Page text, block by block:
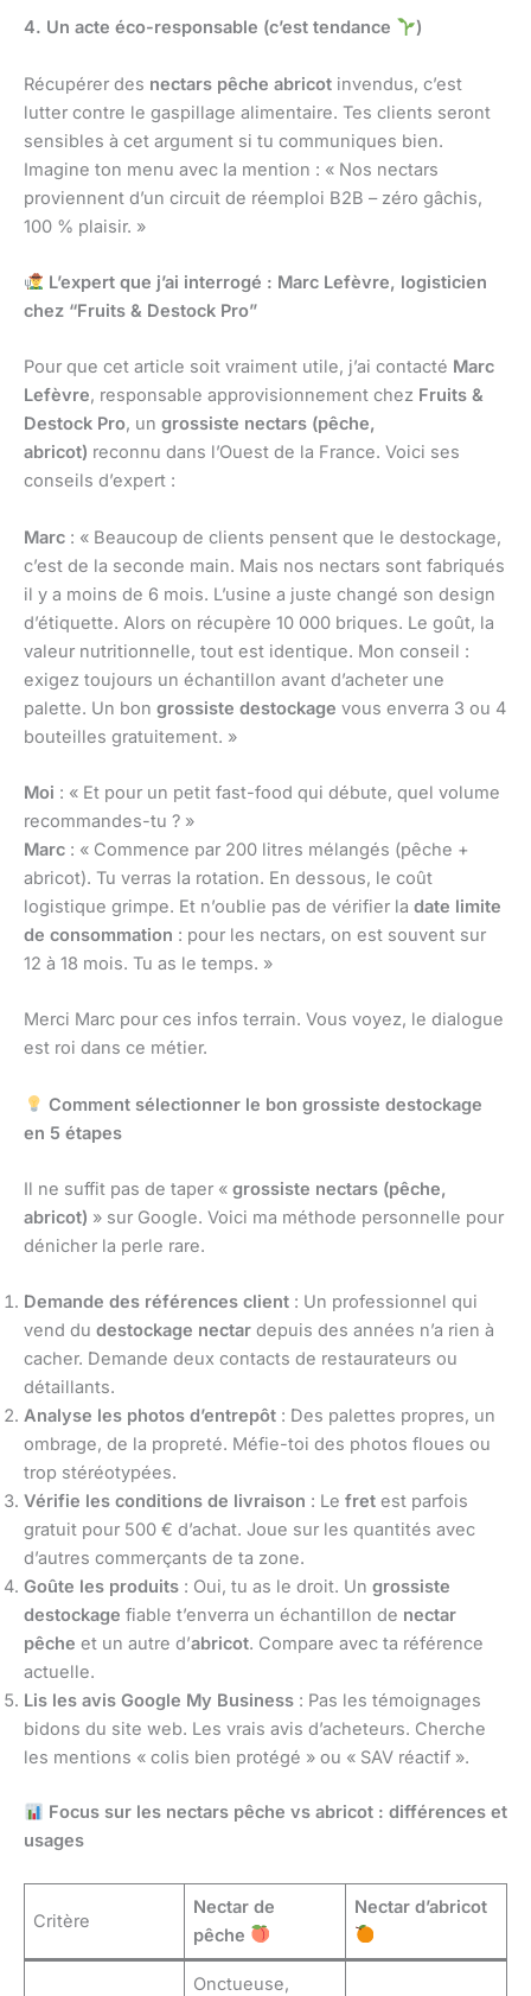
4. Un acte éco-responsable (c’est tendance )
Récupérer des nectars pêche abricot invendus, c’est
lutter contre le gaspillage alimentaire. Tes clients seront
sensibles à cet argument si tu communiques bien.
Imagine ton menu avec la mention : « Nos nectars
proviennent d’un circuit de réemploi B2B – zéro gâchis,
100 % plaisir. »
L’expert que j’ai interrogé : Marc Lefèvre, logisticien
chez “Fruits & Destock Pro”
Pour que cet article soit vraiment utile, j’ai contacté Marc
Lefèvre, responsable approvisionnement chez Fruits &
Destock Pro, un grossiste nectars (pêche,
abricot) reconnu dans l’Ouest de la France. Voici ses
conseils d’expert :
Marc : « Beaucoup de clients pensent que le destockage,
c’est de la seconde main. Mais nos nectars sont fabriqués
il y a moins de 6 mois. L’usine a juste changé son design
d’étiquette. Alors on récupère 10 000 briques. Le goût, la
valeur nutritionnelle, tout est identique. Mon conseil :
exigez toujours un échantillon avant d’acheter une
palette. Un bon grossiste destockage vous enverra 3 ou 4
bouteilles gratuitement. »
Moi : « Et pour un petit fast-food qui débute, quel volume
recommandes-tu ? »
Marc : « Commence par 200 litres mélangés (pêche +
abricot). Tu verras la rotation. En dessous, le coût
logistique grimpe. Et n’oublie pas de vérifier la date limite
de consommation : pour les nectars, on est souvent sur
12 à 18 mois. Tu as le temps. »
Merci Marc pour ces infos terrain. Vous voyez, le dialogue
est roi dans ce métier.
Comment sélectionner le bon grossiste destockage
en 5 étapes
Il ne suffit pas de taper « grossiste nectars (pêche,
abricot) » sur Google. Voici ma méthode personnelle pour
dénicher la perle rare.
Demande des références client : Un professionnel qui
vend du destockage nectar depuis des années n’a rien à
cacher. Demande deux contacts de restaurateurs ou
détaillants.
Analyse les photos d’entrepôt : Des palettes propres, un
ombrage, de la propreté. Méfie-toi des photos floues ou
trop stéréotypées.
Vérifie les conditions de livraison : Le fret est parfois
gratuit pour 500 € d’achat. Joue sur les quantités avec
d’autres commerçants de ta zone.
Goûte les produits : Oui, tu as le droit. Un grossiste
destockage fiable t’enverra un échantillon de nectar
pêche et un autre d’abricot. Compare avec ta référence
actuelle.
Lis les avis Google My Business : Pas les témoignages
bidons du site web. Les vrais avis d’acheteurs. Cherche
les mentions « colis bien protégé » ou « SAV réactif ».
Focus sur les nectars pêche vs abricot : différences et
usages
Critère
Nectar de
pêche
Nectar d’abricot
Onctueuse,